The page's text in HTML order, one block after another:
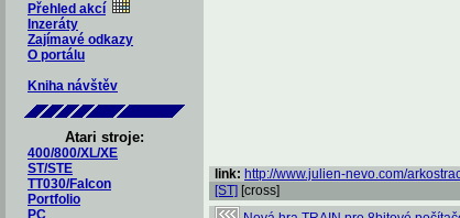
Přehled akcí
Inzeráty
Zajímavé odkazy
O portálu
Kniha návštěv
Atari stroje:
400/800/XL/XE
ST/STE
TT030/Falcon
Portfolio
PC
link: http://www.julien-nevo.com/
[ST] [cross]